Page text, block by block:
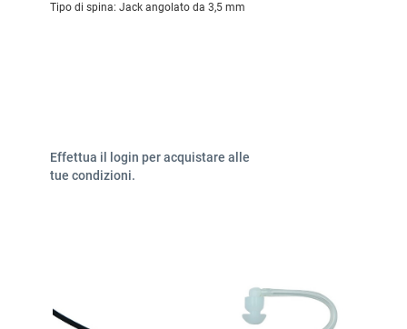
Tipo di spina: Jack angolato da 3,5 mm
Effettua il login per acquistare alle
tue condizioni.